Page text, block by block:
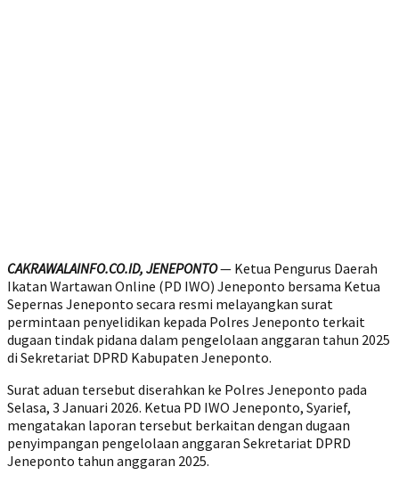
CAKRAWALAINFO.CO.ID, JENEPONTO— Ketua Pengurus Daerah
Ikatan Wartawan Online (PD IWO) Jeneponto bersama Ketua
Sepernas Jeneponto secara resmi melayangkan surat
permintaan penyelidikan kepada Polres Jeneponto terkait
dugaan tindak pidana dalam pengelolaan anggaran tahun 2025
di Sekretariat DPRD Kabupaten Jeneponto.
Surat aduan tersebut diserahkan ke Polres Jeneponto pada
Selasa, 3 Januari 2026. Ketua PD IWO Jeneponto, Syarief,
mengatakan laporan tersebut berkaitan dengan dugaan
penyimpangan pengelolaan anggaran Sekretariat DPRD
Jeneponto tahun anggaran 2025.